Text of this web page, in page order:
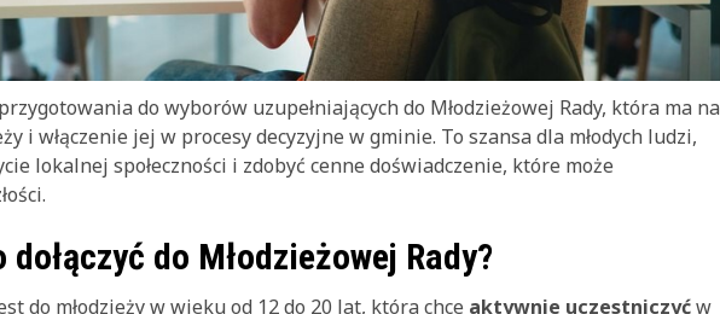
do wyborów uzupełniających do Młodzieżowej Rady, która ma na
i włączenie jej w procesy decyzyjne w gminie. To szansa dla młodych ludzi,
lokalnej społeczności i zdobyć cenne doświadczenie, które może
do Młodzieżowej Rady?
do młodzieży w wieku od 12 do 20 lat, która chce aktywnie uczestniczyćw